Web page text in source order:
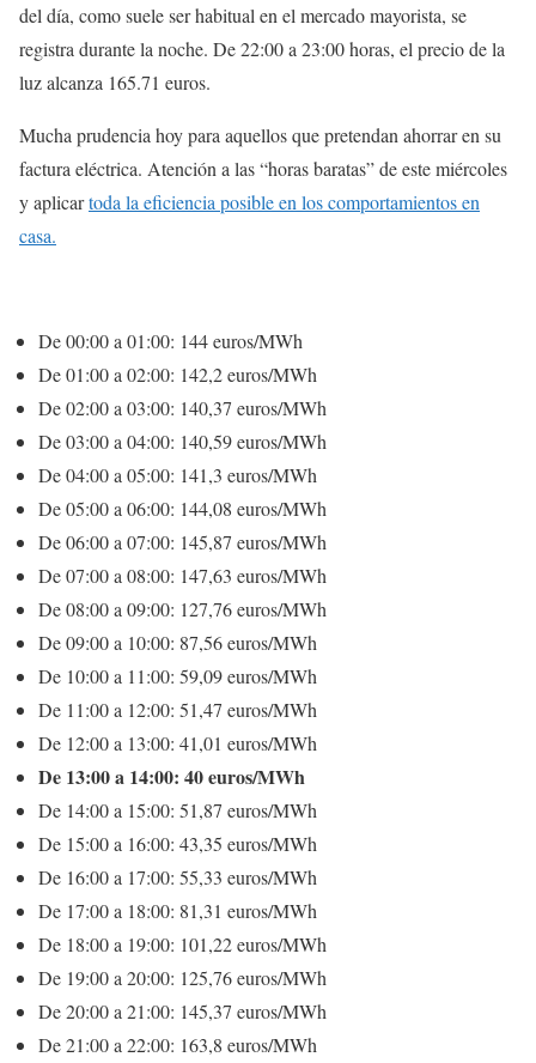
del día, como suele ser habitual en el mercado mayorista, se
registra durante la noche. De 22:00 a 23:00 horas, el precio de la
luz alcanza 165.71 euros.
Mucha prudencia hoy para aquellos que pretendan ahorrar en su
factura eléctrica. Atención a las “horas baratas” de este miércoles
y aplicartoda la eficiencia posible en los comportamientos en
casa.
De 00:00 a 01:00: 144 euros/MWh
De 01:00 a 02:00: 142,2 euros/MWh
De 02:00 a 03:00: 140,37 euros/MWh
De 03:00 a 04:00: 140,59 euros/MWh
De 04:00 a 05:00: 141,3 euros/MWh
De 05:00 a 06:00: 144,08 euros/MWh
De 06:00 a 07:00: 145,87 euros/MWh
De 07:00 a 08:00: 147,63 euros/MWh
De 08:00 a 09:00: 127,76 euros/MWh
De 09:00 a 10:00: 87,56 euros/MWh
De 10:00 a 11:00: 59,09 euros/MWh
De 11:00 a 12:00: 51,47 euros/MWh
De 12:00 a 13:00: 41,01 euros/MWh
De 13:00 a 14:00: 40 euros/MWh
De 14:00 a 15:00: 51,87 euros/MWh
De 15:00 a 16:00: 43,35 euros/MWh
De 16:00 a 17:00: 55,33 euros/MWh
De 17:00 a 18:00: 81,31 euros/MWh
De 18:00 a 19:00: 101,22 euros/MWh
De 19:00 a 20:00: 125,76 euros/MWh
De 20:00 a 21:00: 145,37 euros/MWh
De 21:00 a 22:00: 163,8 euros/MWh